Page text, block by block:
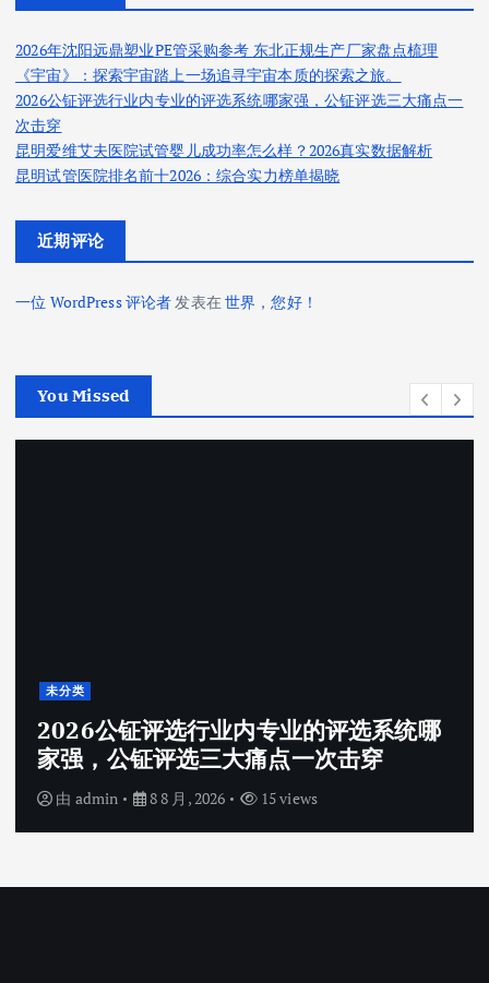
2026年沈阳远鼎塑业PE管采购参考 东北正规生产厂家盘点梳理
《宇宙》：探索宇宙踏上一场追寻宇宙本质的探索之旅。
2026公钲评选行业内专业的评选系统哪家强，公钲评选三大痛点一
次击穿
昆明爱维艾夫医院试管婴儿成功率怎么样？2026真实数据解析
昆明试管医院排名前十2026：综合实力榜单揭晓
近期评论
一位 WordPress 评论者 发表在世界，您好！
You Missed
未分类
2026公钲评选行业内专业的评选系统哪
家强，公钲评选三大痛点一次击穿
由 admin 8 8 月, 2026 15 views